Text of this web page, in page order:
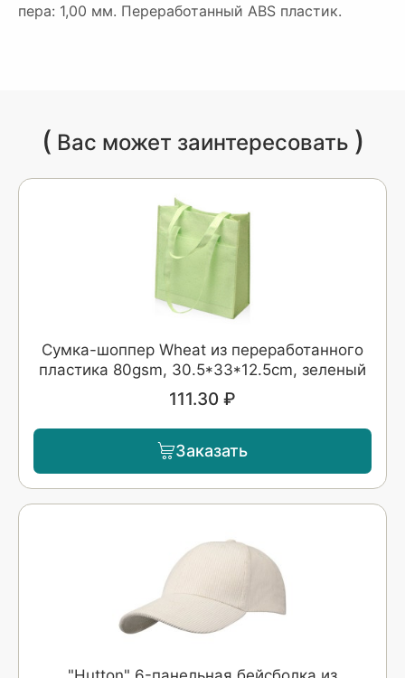
пера: 1,00 мм. Переработанный ABS пластик.
( Вас может заинтересовать )
Сумка-шоппер Wheat из переработанного
пластика 80gsm, 30.5*33*12.5cm, зеленый
111.30 ₽
Заказать